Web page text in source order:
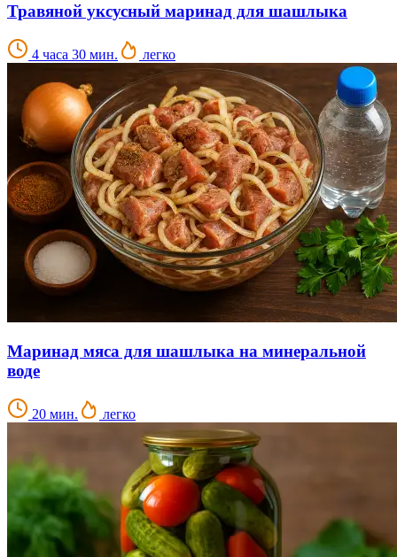
Травяной уксусный маринад для шашлыка
4 часа 30 мин. легко
Маринад мяса для шашлыка на минеральной
воде
20 мин. легко